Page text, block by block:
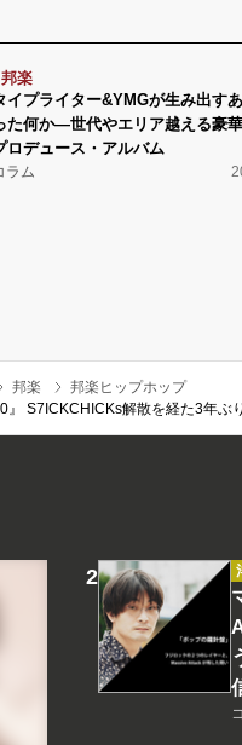
邦楽
イプライター&YMGが生み出す
た何か―世代やエリア越える豪
ロデュース・アルバム
ラム
邦楽
邦楽ヒップホップ
』 S7ICKCHICKs解散を経た3年